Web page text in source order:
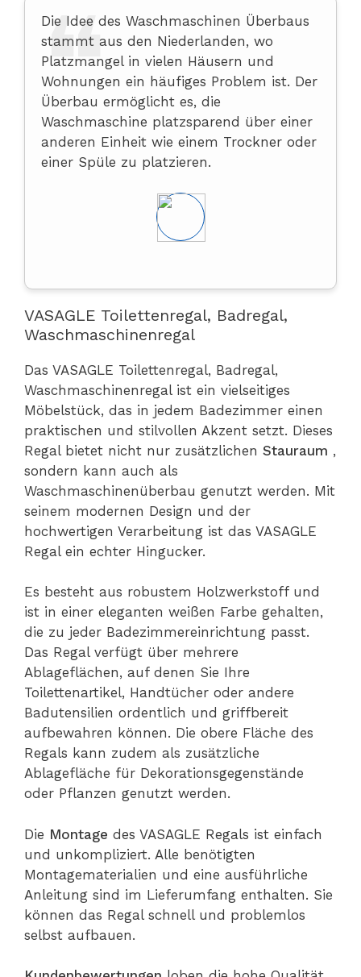
Die Idee des Waschmaschinen Überbaus
stammt aus den Niederlanden, wo
Platzmangel in vielen Häusern und
Wohnungen ein häufiges Problem ist. Der
Überbau ermöglicht es, die
Waschmaschine platzsparend über einer
anderen Einheit wie einem Trockner oder
einer Spüle zu platzieren.
VASAGLE Toilettenregal, Badregal,
Waschmaschinenregal
Das VASAGLE Toilettenregal, Badregal,
Waschmaschinenregal ist ein vielseitiges
Möbelstück, das in jedem Badezimmer einen
praktischen und stilvollen Akzent setzt. Dieses
Regal bietet nicht nur zusätzlichen Stauraum ,
sondern kann auch als
Waschmaschinenüberbau genutzt werden. Mit
seinem modernen Design und der
hochwertigen Verarbeitung ist das VASAGLE
Regal ein echter Hingucker.
Es besteht aus robustem Holzwerkstoff und
ist in einer eleganten weißen Farbe gehalten,
die zu jeder Badezimmereinrichtung passt.
Das Regal verfügt über mehrere
Ablageflächen, auf denen Sie Ihre
Toilettenartikel, Handtücher oder andere
Badutensilien ordentlich und griffbereit
aufbewahren können. Die obere Fläche des
Regals kann zudem als zusätzliche
Ablagefläche für Dekorationsgegenstände
oder Pflanzen genutzt werden.
Die Montage des VASAGLE Regals ist einfach
und unkompliziert. Alle benötigten
Montagematerialien und eine ausführliche
Anleitung sind im Lieferumfang enthalten. Sie
können das Regal schnell und problemlos
selbst aufbauen.